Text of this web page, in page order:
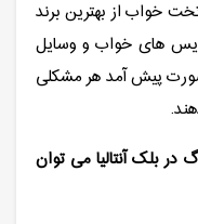
خواب از بهترین برند
های خواب و وسایل
در صورت پیش آمد هر مشکلی
در بلک آنتالیا می توان